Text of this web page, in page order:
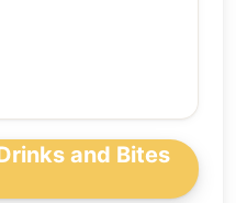
and Bites